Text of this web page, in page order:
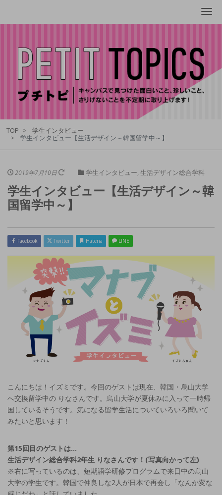
TOP
学生インタビュー
学生インタビュー【生活デザイン～韓国留学中～】
2019年7月10日 学生インタビュー, 生活デザイン総合学科
学生インタビュー【生活デザイン～韓
国留学中～】
Facebook Twitter Hatena LINE
こんにちは！イズミです。今回のゲストは現在、韓国・烏山大学
へ交換留学中の りなさんです。烏山大学が夏休みに入って一時帰
国しているそうです。気になる留学生活についていろいろ聞いて
みたいと思います！
第15回目のゲストは…
生活デザイン総合学科2年生 りなさんです！(写真向かって左)
※右に写っているのは、短期語学研修プログラムで来日中の烏山
大学の学生です。韓国で仲良しな2人が日本で再会し「なんか変な